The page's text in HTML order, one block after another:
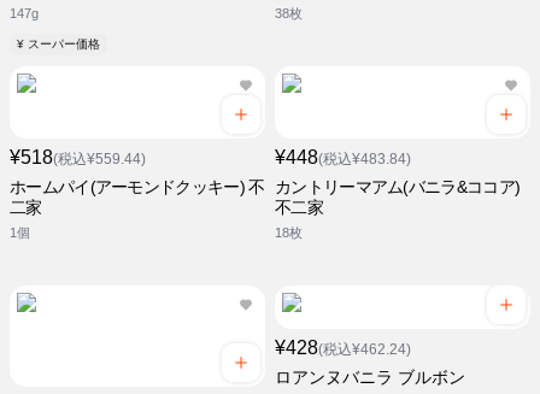
147g
¥ スーパー価格
38枚
¥518(税込¥559.44)
ホームパイ(アーモンドクッキー) 不
二家
1個
¥448(税込¥483.84)
カントリーマアム(バニラ&ココア)
不二家
18枚
¥428(税込¥462.24)
ロアンヌバニラ ブルボン